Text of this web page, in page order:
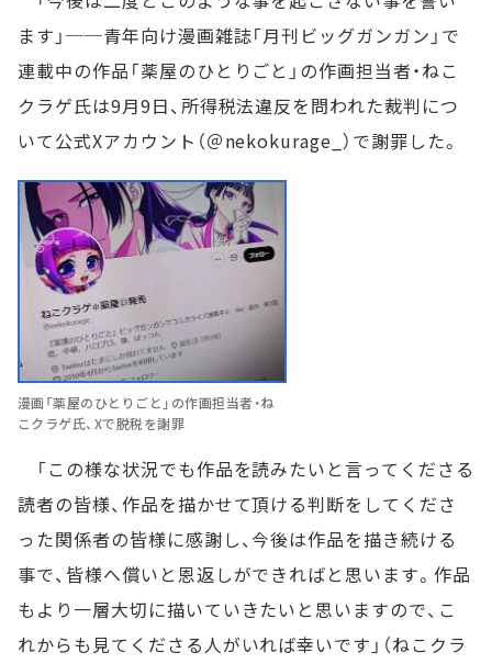
ます」──青年向け漫画雑誌「月刊ビッグガンガン」で
連載中の作品「薬屋のひとりごと」の作画担当者・ねこ
クラゲ氏は9月9日、所得税法違反を問われた裁判につ
いて公式Xアカウント（＠nekokurage_）で謝罪した。
漫画「薬屋のひとりごと」の作画担当者・ね
こクラゲ氏、Xで脱税を謝罪
「この様な状況でも作品を読みたいと言ってくださる
読者の皆様、作品を描かせて頂ける判断をしてくださ
った関係者の皆様に感謝し、今後は作品を描き続ける
事で、皆様へ償いと恩返しができればと思います。作品
もより一層大切に描いていきたいと思いますので、こ
れからも見てくださる人がいれば幸いです」（ねこクラ